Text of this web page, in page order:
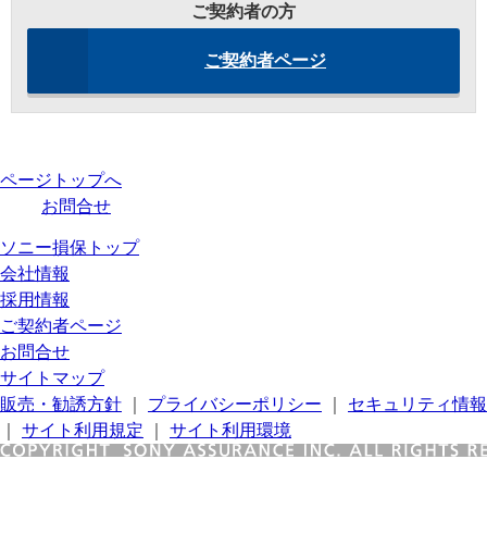
ご契約者の方
ご契約者ページ
ページトップへ
お問合せ
ソニー損保トップ
会社情報
採用情報
ご契約者ページ
お問合せ
サイトマップ
販売・勧誘方針
プライバシーポリシー
セキュリティ情報
サイト利用規定 サイト利用環境